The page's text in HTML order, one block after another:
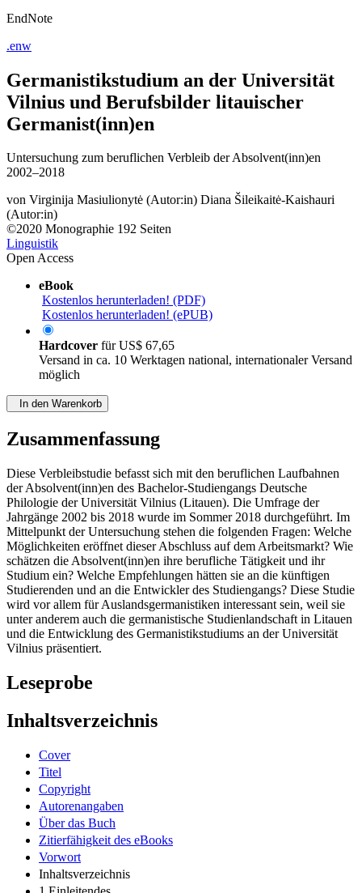
EndNote
.enw
Germanistikstudium an der Universität
Vilnius und Berufsbilder litauischer
Germanist(inn)en
Untersuchung zum beruflichen Verbleib der Absolvent(inn)en
2002–2018
von Virginija Masiulionytė (Autor:in) Diana Šileikaitė-Kaishauri
(Autor:in)
©2020 Monographie 192 Seiten
Linguistik
Open Access
eBook
Kostenlos herunterladen! (PDF)
Kostenlos herunterladen! (ePUB)
Hardcover fürUS$ 67,65
Versand in ca. 10 Werktagen national, internationaler Versand
möglich
In den Warenkorb
Zusammenfassung
Diese Verbleibstudie befasst sich mit den beruflichen Laufbahnen
der Absolvent(inn)en des Bachelor-Studiengangs Deutsche
Philologie der Universität Vilnius (Litauen). Die Umfrage der
Jahrgänge 2002 bis 2018 wurde im Sommer 2018 durchgeführt. Im
Mittelpunkt der Untersuchung stehen die folgenden Fragen: Welche
Möglichkeiten eröffnet dieser Abschluss auf dem Arbeitsmarkt? Wie
schätzen die Absolvent(inn)en ihre berufliche Tätigkeit und ihr
Studium ein? Welche Empfehlungen hätten sie an die künftigen
Studierenden und an die Entwickler des Studiengangs? Diese Studie
wird vor allem für Auslandsgermanistiken interessant sein, weil sie
unter anderem auch die germanistische Studienlandschaft in Litauen
und die Entwicklung des Germanistikstudiums an der Universität
Vilnius präsentiert.
Leseprobe
Inhaltsverzeichnis
Cover
Titel
Copyright
Autorenangaben
Über das Buch
Zitierfähigkeit des eBooks
Vorwort
Inhaltsverzeichnis